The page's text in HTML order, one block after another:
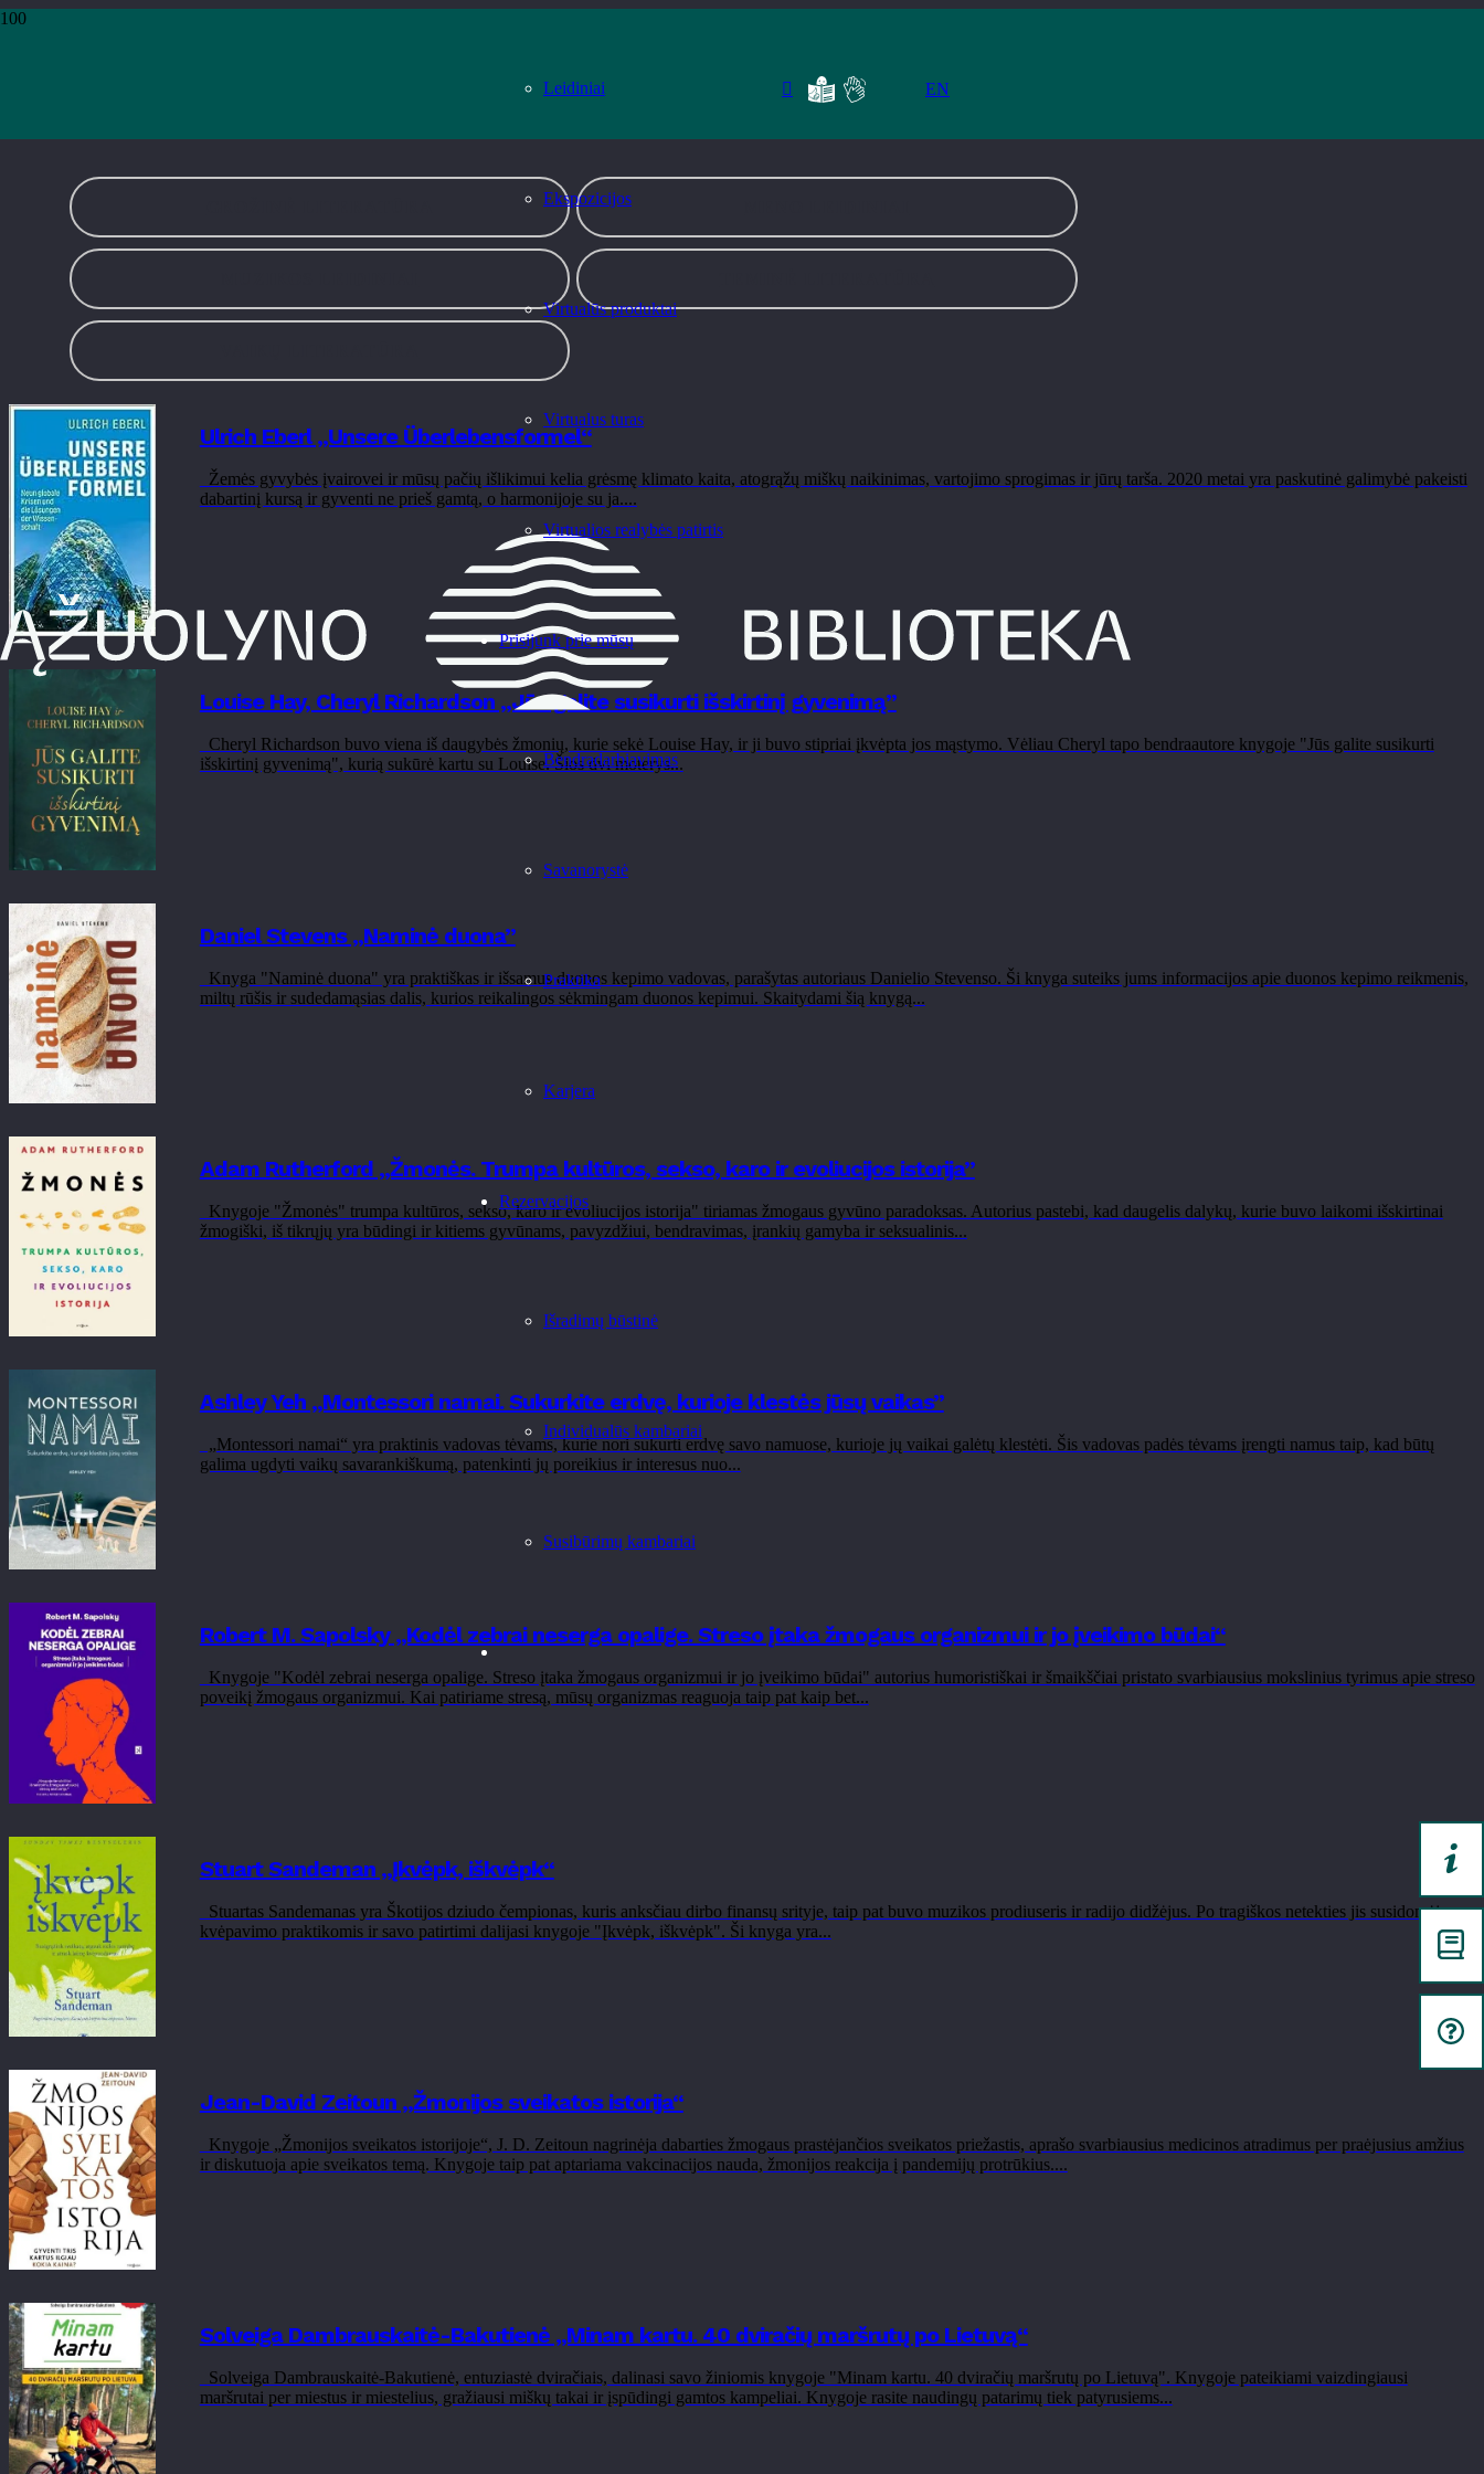
Leidiniai
Ekspozicijos
Virtualūs produktai
Virtualus turas
Virtualios realybės patirtis
Prisijunk prie mūsų
Bendradarbiavimas
Savanorystė
Praktika
Karjera
Rezervacijos
Išradimų būstinė
Individualūs kambariai
Susibūrimų kambariai
EN
Pradžia
Teminė literatūra
Ulrich Eberl „Unsere Überlebensformel“
Žemės gyvybės įvairovei ir mūsų pačių išlikimui kelia grėsmę klimato kaita, atogrąžų miškų naikinimas, vartojimo sprogimas ir jūrų tarša. 2020 metai yra paskutinė galimybė pakeisti
dabartinį kursą ir gyventi ne prieš gamtą, o harmonijoje su ja....
Louise Hay, Cheryl Richardson „Jūs galite susikurti išskirtinį gyvenimą”
Cheryl Richardson buvo viena iš daugybės žmonių, kurie sekė Louise Hay, ir ji buvo stipriai įkvėpta jos mąstymo. Vėliau Cheryl tapo bendraautore knygoje "Jūs galite susikurti
išskirtinį gyvenimą", kurią sukūrė kartu su Louise. Šios dvi moterys...
Daniel Stevens „Naminė duona”
Knyga "Naminė duona" yra praktiškas ir išsamus duonos kepimo vadovas, parašytas autoriaus Danielio Stevenso. Ši knyga suteiks jums informacijos apie duonos kepimo reikmenis,
miltų rūšis ir sudedamąsias dalis, kurios reikalingos sėkmingam duonos kepimui. Skaitydami šią knygą...
Adam Rutherford „Žmonės. Trumpa kultūros, sekso, karo ir evoliucijos istorija”
Knygoje "Žmonės" trumpa kultūros, sekso, karo ir evoliucijos istorija" tiriamas žmogaus gyvūno paradoksas. Autorius pastebi, kad daugelis dalykų, kurie buvo laikomi išskirtinai
žmogiški, iš tikrųjų yra būdingi ir kitiems gyvūnams, pavyzdžiui, bendravimas, įrankių gamyba ir seksualinis...
Ashley Yeh „Montessori namai. Sukurkite erdvę, kurioje klestės jūsų vaikas”
„Montessori namai“ yra praktinis vadovas tėvams, kurie nori sukurti erdvę savo namuose, kurioje jų vaikai galėtų klestėti. Šis vadovas padės tėvams įrengti namus taip, kad būtų
galima ugdyti vaikų savarankiškumą, patenkinti jų poreikius ir interesus nuo...
Robert M. Sapolsky „Kodėl zebrai neserga opalige. Streso įtaka žmogaus organizmui ir jo įveikimo būdai“
Knygoje "Kodėl zebrai neserga opalige. Streso įtaka žmogaus organizmui ir jo įveikimo būdai" autorius humoristiškai ir šmaikščiai pristato svarbiausius mokslinius tyrimus apie streso
poveikį žmogaus organizmui. Kai patiriame stresą, mūsų organizmas reaguoja taip pat kaip bet...
Stuart Sandeman „Įkvėpk, iškvėpk“
Stuartas Sandemanas yra Škotijos dziudo čempionas, kuris anksčiau dirbo finansų srityje, taip pat buvo muzikos prodiuseris ir radijo didžėjus. Po tragiškos netekties jis susidomėjo
kvėpavimo praktikomis ir savo patirtimi dalijasi knygoje "Įkvėpk, iškvėpk". Ši knyga yra...
Jean-David Zeitoun „Žmonijos sveikatos istorija“
Knygoje „Žmonijos sveikatos istorijoje“, J. D. Zeitoun nagrinėja dabarties žmogaus prastėjančios sveikatos priežastis, aprašo svarbiausius medicinos atradimus per praėjusius amžius
ir diskutuoja apie sveikatos temą. Knygoje taip pat aptariama vakcinacijos nauda, žmonijos reakcija į pandemijų protrūkius....
Solveiga Dambrauskaitė-Bakutienė „Minam kartu. 40 dviračių maršrutų po Lietuvą“
Solveiga Dambrauskaitė-Bakutienė, entuziastė dviračiais, dalinasi savo žiniomis knygoje "Minam kartu. 40 dviračių maršrutų po Lietuvą". Knygoje pateikiami vaizdingiausi
maršrutai per miestus ir miestelius, gražiausi miškų takai ir įspūdingi gamtos kampeliai. Knygoje rasite naudingų patarimų tiek patyrusiems...